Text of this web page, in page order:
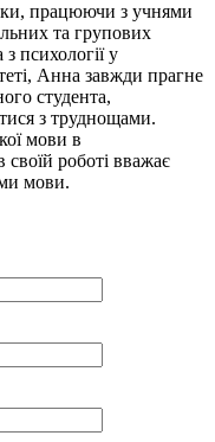
працюючи з учнями
та групових
психології у
Анна завжди прагне
студента,
з труднощами.
мови в
роботі вважає
мови.